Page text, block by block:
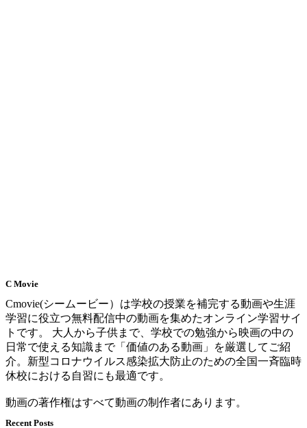
C Movie
Cmovie(シームービー）は学校の授業を補完する動画や生涯
学習に役立つ無料配信中の動画を集めたオンライン学習サイ
トです。 大人から子供まで、学校での勉強から映画の中の
日常で使える知識まで「価値のある動画」を厳選してご紹
介。新型コロナウイルス感染拡大防止のための全国一斉臨時
休校における自習にも最適です。
動画の著作権はすべて動画の制作者にあります。
Recent Posts